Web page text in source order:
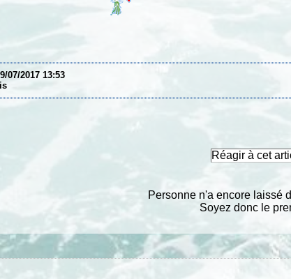
07/2017 13:53
Réagir à cet
Personne n'a encore laissé
Soyez donc le